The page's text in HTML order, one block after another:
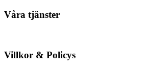
Våra tjänster
Villkor & Policys